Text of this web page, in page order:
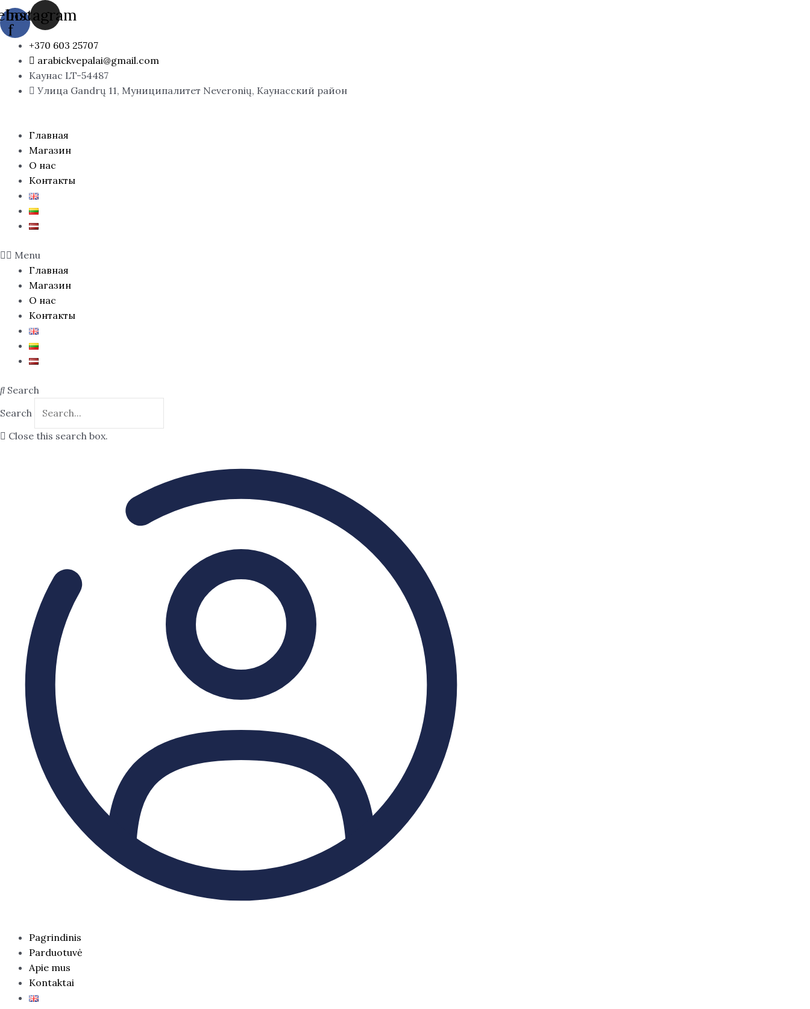
Перейти
к
содержимому
f
Instagram
+370 603 25707
arabickvepalai@gmail.com
Каунас LT-54487
Улица Gandrų 11, Муниципалитет Neveronių, Каунасский район
Главная
Магазин
О нас
Контакты
Menu
Главная
Магазин
О нас
Контакты
Search
Search
Close this search box.
Pagrindinis
Parduotuvė
Apie mus
Kontaktai